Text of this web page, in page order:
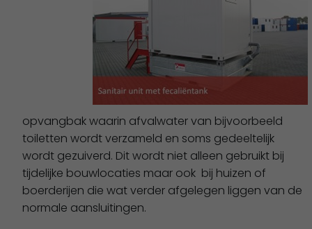
opvangbak waarin afvalwater van bijvoorbeeld
toiletten wordt verzameld en soms gedeeltelijk
wordt gezuiverd. Dit wordt niet alleen gebruikt bij
tijdelijke bouwlocaties maar ook bij huizen of
boerderijen die wat verder afgelegen liggen van de
normale aansluitingen.